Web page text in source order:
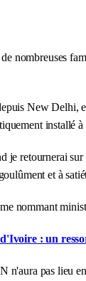
nombreuses
New Delhi,
installé
je retournerai
et à
nommant
: un
n'aura pas lieu